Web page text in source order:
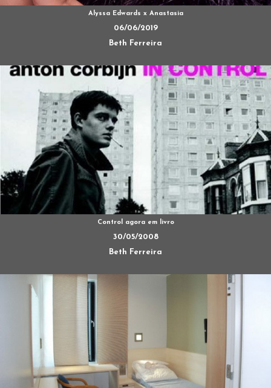
Alyssa Edwards x Anastasia
06/06/2019
Beth Ferreira
Control agora em livro
30/05/2008
Beth Ferreira